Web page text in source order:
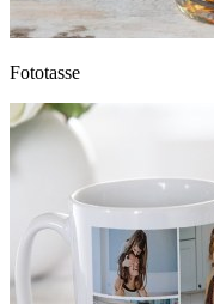
Fototasse